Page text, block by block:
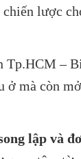
lược
–
ở mà còn
lập và